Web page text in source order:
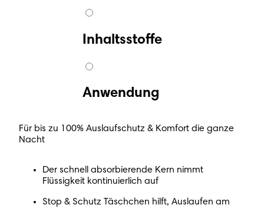
Inhaltsstoffe
Anwendung
Für bis zu 100% Auslaufschutz & Komfort die ganze
Nacht
Der schnell absorbierende Kern nimmt
Flüssigkeit kontinuierlich auf
Stop & Schutz Täschchen hilft, Auslaufen am